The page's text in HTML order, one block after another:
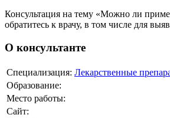
Консультация на тему «Можно ли
обратитесь к врачу, в том числе для
О консультанте
Специализация: Лекарственные
Образование:
Место работы:
Сайт: